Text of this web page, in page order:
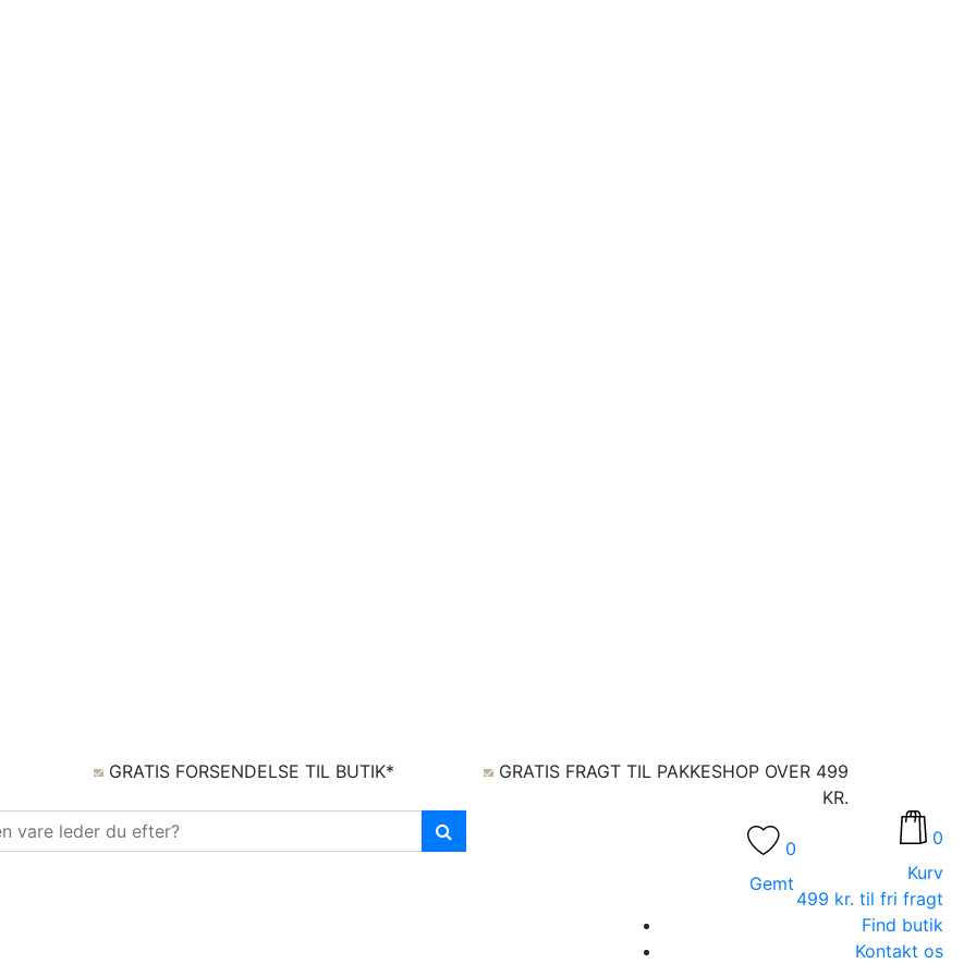
GRATIS FORSENDELSE TIL BUTIK*
GRATIS FRAGT TIL PAKKESHOP OVER 499
KR.
0
Gemt
0
Kurv
499 kr. til fri fragt
Find butik
Kontakt os